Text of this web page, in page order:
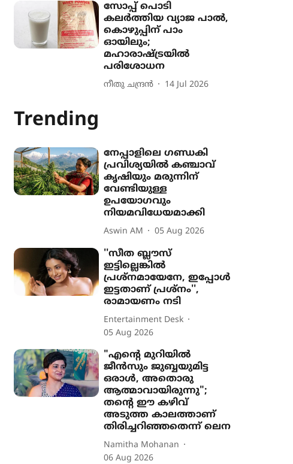
സോപ്പ് പൊടി
കലർത്തിയ വ്യാജ പാൽ,
കൊഴുപ്പിന് പാം
ഓയിലും;
മഹാരാഷ്ട്രയിൽ
പരിശോധന
നീതു ചന്ദ്രൻ 14 Jul 2026
Trending
നേപ്പാളിലെ ഗണ്ഡകി
പ്രവിശ‍്യയിൽ കഞ്ചാവ്
കൃഷി‍യും മരുന്നിന്
വേണ്ടിയുള്ള
ഉപയോഗവും
നിയമവിധേയമാക്കി
Aswin AM 05 Aug 2026
''സീത ബ്ലൗസ്
ഇട്ടില്ലെങ്കിൽ
പ്രശ്നമായേനേ, ഇപ്പോൾ
ഇട്ടതാണ് പ്രശ്നം'',
രാമായണം നടി
Entertainment Desk
05 Aug 2026
"എന്‍റെ മുറിയിൽ
ജീൻസും ജുബ്ബയുമിട്ട
ഒരാൾ, അതൊരു
ആത്മാവായിരുന്നു";
തന്‍റെ ഈ കഴിവ്
അടുത്ത കാലത്താണ്
തിരിച്ചറിഞ്ഞതെന്ന് ലെന
Namitha Mohanan
06 Aug 2026